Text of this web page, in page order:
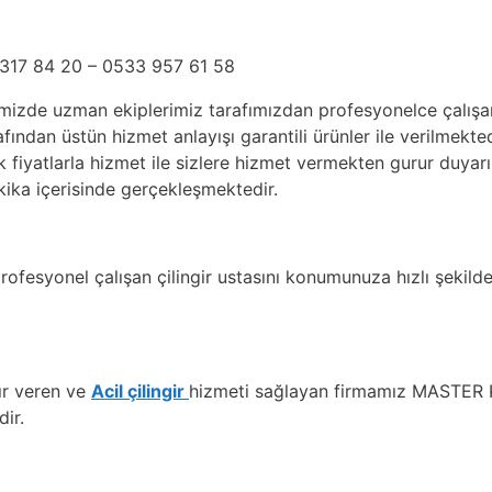
84 20 – 0533 957 61 58
uzman ekiplerimiz tarafımızdan profesyonelce
üstün hizmet anlayışı garantili ürünler ile
hizmet ile sizlere hizmet vermekten gurur
içerisinde gerçekleşmektedir.
çalışan çilingir ustasını konumunuza hızlı
veren ve Acil çilingir hizmeti sağlayan firmamız MASTER